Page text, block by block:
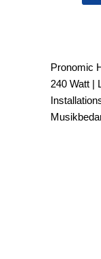
Outdoor-
Watt
Menge
Pronomic
240 Watt |